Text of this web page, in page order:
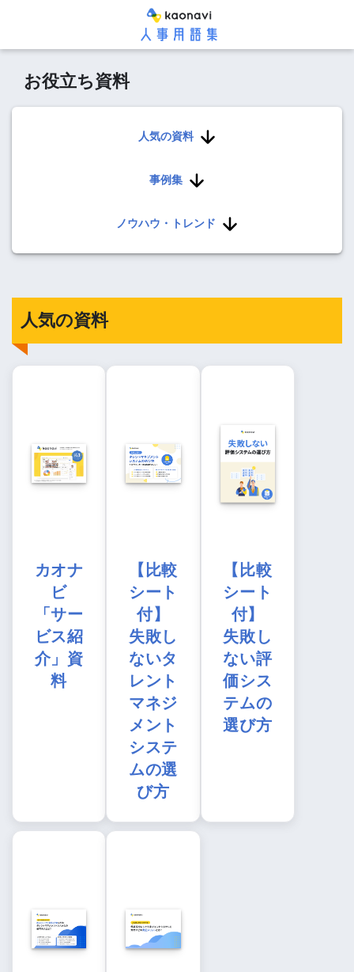
お役立ち資料
人気の資料
事例集
ノウハウ・トレンド
人気の資料
カオナ
ビ
「サー
ビス紹
介」資
料
【比較
シート
付】
失敗し
ないタ
レント
マネジ
メント
システ
ムの選
び方
【比較
シート
付】
失敗し
ない評
価シス
テムの
選び方